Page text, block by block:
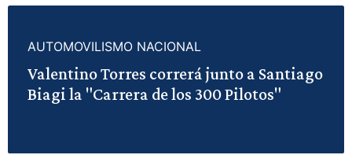
AUTOMOVILISMO NACIONAL
Valentino Torres correrá junto a Santiago
Biagi la "Carrera de los 300 Pilotos"